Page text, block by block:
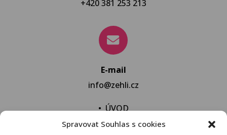
Spravovat Souhlas s cookies
+420 381 253 213
E-mail
info@zehli.cz
•ÚVOD
• NOVINKY